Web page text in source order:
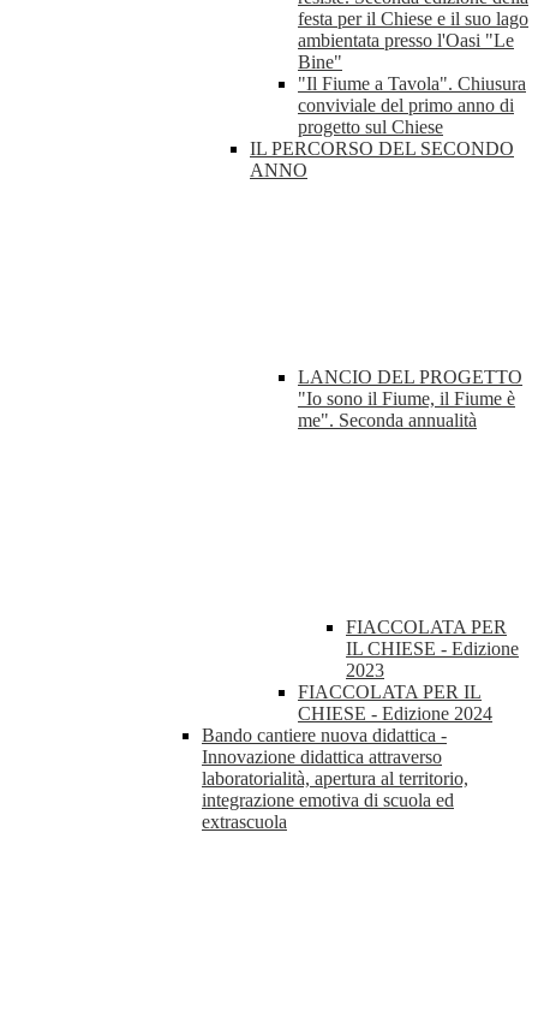
festa per il Chiese e il suo lago
ambientata presso l'Oasi "Le
Bine"
"Il Fiume a Tavola". Chiusura
conviviale del primo anno di
progetto sul Chiese
IL PERCORSO DEL SECONDO
ANNO
LANCIO DEL PROGETTO
"Io sono il Fiume, il Fiume è
me". Seconda annualità
FIACCOLATA PER
IL CHIESE - Edizione
2023
FIACCOLATA PER IL
CHIESE - Edizione 2024
Bando cantiere nuova didattica -
Innovazione didattica attraverso
laboratorialità, apertura al territorio,
integrazione emotiva di scuola ed
extrascuola